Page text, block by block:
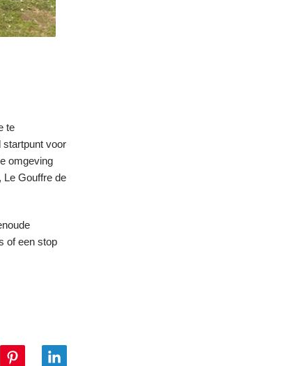
te
startpunt voor
omgeving
Le Gouffre de
of een stop